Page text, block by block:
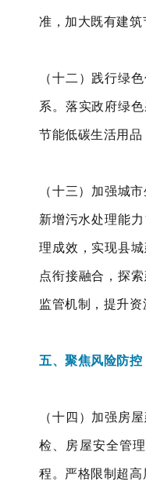
准，加大既有建
（十二）践行绿
系。落实政府绿
节能低碳生活用
（十三）加强城
新增污水处理能
理成效，实现县
点衔接融合，探
监管机制，提升资
五、聚焦风险防
（十四）加强房
检、房屋安全管
程。严格限制超